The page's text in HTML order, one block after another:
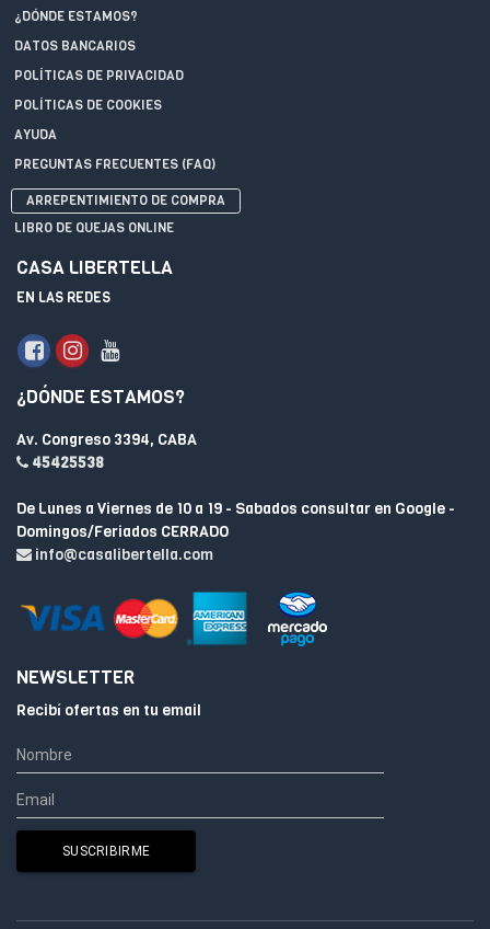
¿DÓNDE ESTAMOS?
DATOS BANCARIOS
POLÍTICAS DE PRIVACIDAD
POLÍTICAS DE COOKIES
AYUDA
PREGUNTAS FRECUENTES (FAQ)
ARREPENTIMIENTO DE COMPRA
LIBRO DE QUEJAS ONLINE
CASA LIBERTELLA
EN LAS REDES
¿DÓNDE ESTAMOS?
Av. Congreso 3394, CABA
45425538
De Lunes a Viernes de 10 a 19 - Sabados consultar en Google -
Domingos/Feriados CERRADO
info@casalibertella.com
NEWSLETTER
Recibí ofertas en tu email